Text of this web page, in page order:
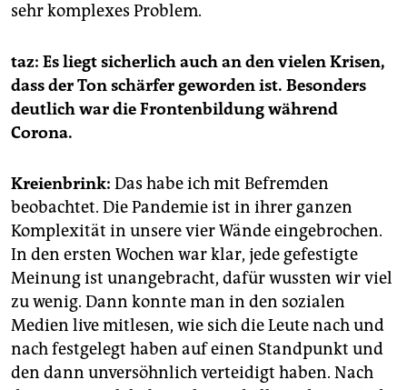
sehr komplexes Problem.
taz: Es liegt sicherlich auch an den vielen Krisen,
dass der Ton schärfer geworden ist. Besonders
deutlich war die Frontenbildung während
Corona.
Kreienbrink: Das habe ich mit Befremden
beobachtet. Die Pandemie ist in ihrer ganzen
Komplexität in unsere vier Wände eingebrochen.
In den ersten Wochen war klar, jede gefestigte
Meinung ist unangebracht, dafür wussten wir viel
zu wenig. Dann konnte man in den sozialen
Medien live mitlesen, wie sich die Leute nach und
nach festgelegt haben auf einen Standpunkt und
den dann unversöhnlich verteidigt haben. Nach